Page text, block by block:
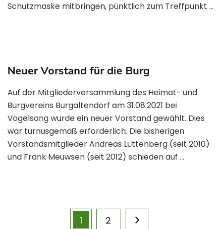
Schutzmaske mitbringen, pünktlich zum Treffpunkt …
Neuer Vorstand für die Burg
Auf der Mitgliederversammlung des Heimat- und
Burgvereins Burgaltendorf am 31.08.2021 bei
Vogelsang wurde ein neuer Vorstand gewählt. Dies
war turnusgemäß erforderlich. Die bisherigen
Vorstandsmitglieder Andreas Lüttenberg (seit 2010)
und Frank Meuwsen (seit 2012) schieden auf …
1 2